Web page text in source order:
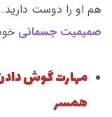
هم او را دوست دارید.
صمیمیت جسمانی
مهارت گوش
همسر